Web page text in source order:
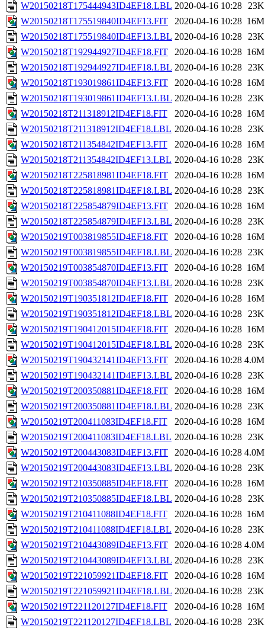
W20150218T175444943ID4EF18.LBL 2020-04-16 10:28 23K
W20150218T175519840ID4EF13.FIT
2020-04-16 10:28 16M
W20150218T175519840ID4EF13.LBL 2020-04-16 10:28 23K
W20150218T192944927ID4EF18.FIT
2020-04-16 10:28 16M
W20150218T192944927ID4EF18.LBL 2020-04-16 10:28 23K
W20150218T193019861ID4EF13.FIT
2020-04-16 10:28 16M
W20150218T193019861ID4EF13.LBL 2020-04-16 10:28 23K
W20150218T211318912ID4EF18.FIT
2020-04-16 10:28 16M
W20150218T211318912ID4EF18.LBL 2020-04-16 10:28 23K
W20150218T211354842ID4EF13.FIT
2020-04-16 10:28 16M
W20150218T211354842ID4EF13.LBL 2020-04-16 10:28 23K
W20150218T225818981ID4EF18.FIT
2020-04-16 10:28 16M
W20150218T225818981ID4EF18.LBL 2020-04-16 10:28 23K
W20150218T225854879ID4EF13.FIT
2020-04-16 10:28 16M
W20150218T225854879ID4EF13.LBL 2020-04-16 10:28 23K
W20150219T003819855ID4EF18.FIT
2020-04-16 10:28 16M
W20150219T003819855ID4EF18.LBL 2020-04-16 10:28 23K
W20150219T003854870ID4EF13.FIT
2020-04-16 10:28 16M
W20150219T003854870ID4EF13.LBL 2020-04-16 10:28 23K
W20150219T190351812ID4EF18.FIT
2020-04-16 10:28 16M
W20150219T190351812ID4EF18.LBL 2020-04-16 10:28 23K
W20150219T190412015ID4EF18.FIT
2020-04-16 10:28 16M
W20150219T190412015ID4EF18.LBL 2020-04-16 10:28 23K
W20150219T190432141ID4EF13.FIT
2020-04-16 10:28 4.0M
W20150219T190432141ID4EF13.LBL 2020-04-16 10:28 23K
W20150219T200350881ID4EF18.FIT
2020-04-16 10:28 16M
W20150219T200350881ID4EF18.LBL 2020-04-16 10:28 23K
W20150219T200411083ID4EF18.FIT
2020-04-16 10:28 16M
W20150219T200411083ID4EF18.LBL 2020-04-16 10:28 23K
W20150219T200443083ID4EF13.FIT
2020-04-16 10:28 4.0M
W20150219T200443083ID4EF13.LBL 2020-04-16 10:28 23K
W20150219T210350885ID4EF18.FIT
2020-04-16 10:28 16M
W20150219T210350885ID4EF18.LBL 2020-04-16 10:28 23K
W20150219T210411088ID4EF18.FIT
2020-04-16 10:28 16M
W20150219T210411088ID4EF18.LBL 2020-04-16 10:28 23K
W20150219T210443089ID4EF13.FIT
2020-04-16 10:28 4.0M
W20150219T210443089ID4EF13.LBL 2020-04-16 10:28 23K
W20150219T221059921ID4EF18.FIT
2020-04-16 10:28 16M
W20150219T221059921ID4EF18.LBL 2020-04-16 10:28 23K
W20150219T221120127ID4EF18.FIT
2020-04-16 10:28 16M
W20150219T221120127ID4EF18.LBL 2020-04-16 10:28 23K